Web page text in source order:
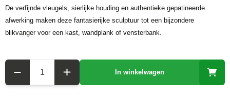
De verfijnde vleugels, sierlijke houding en authentieke gepatineerde
afwerking maken deze fantasierijke sculptuur tot een bijzondere
blikvanger voor een kast, wandplank of vensterbank.
In winkelwagen